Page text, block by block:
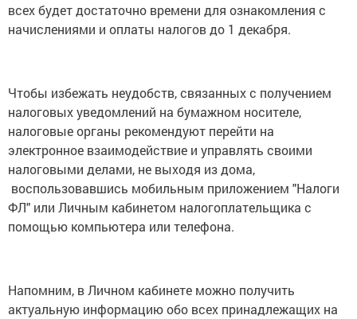
всех будет достаточно времени для ознакомления с
начислениями и оплаты налогов до 1 декабря.
Чтобы избежать неудобств, связанных с получением
налоговых уведомлений на бумажном носителе,
налоговые органы рекомендуют перейти на
электронное взаимодействие и управлять своими
налоговыми делами, не выходя из дома,
воспользовавшись мобильным приложением "Налоги
ФЛ" или Личным кабинетом налогоплательщика с
помощью компьютера или телефона.
Напомним, в Личном кабинете можно получить
актуальную информацию обо всех принадлежащих на